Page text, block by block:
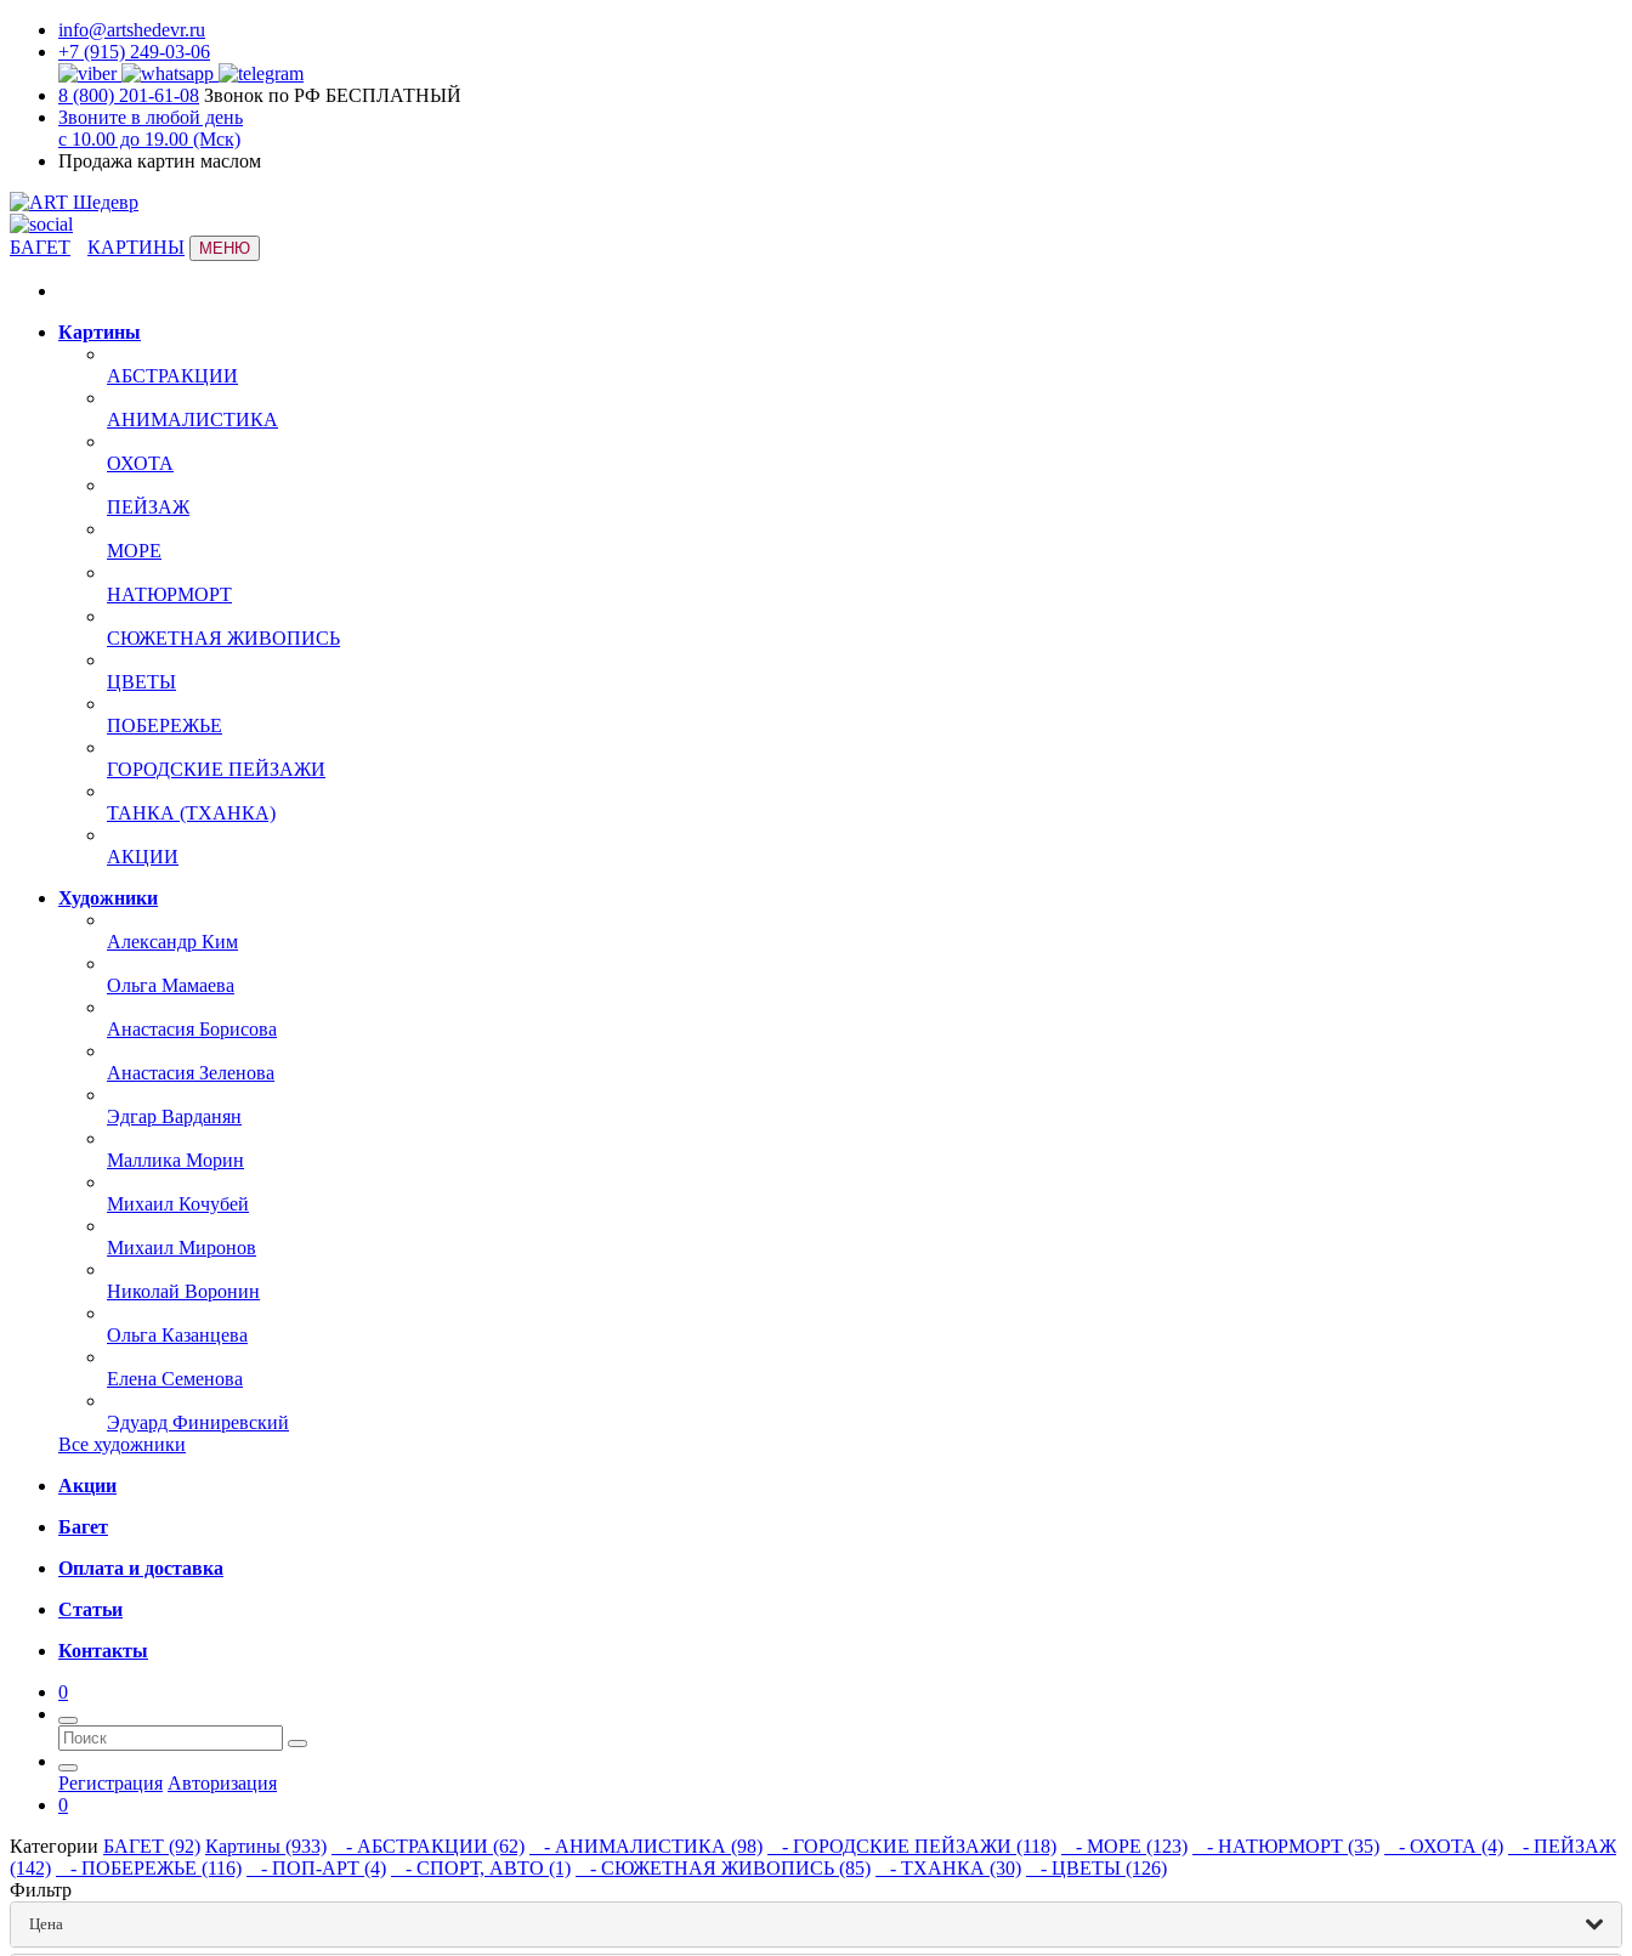
info@artshedevr.ru
+7 (915) 249-03-06
8 (800) 201-61-08 Звонок по РФ БЕСПЛАТНЫЙ
Звоните в любой день
с 10.00 до 19.00 (Мск)
Продажа картин маслом
БАГЕТ КАРТИНЫ МЕНЮ
Картины
АБСТРАКЦИИ
АНИМАЛИСТИКА
ОХОТА
ПЕЙЗАЖ
МОРЕ
НАТЮРМОРТ
СЮЖЕТНАЯ ЖИВОПИСЬ
ЦВЕТЫ
ПОБЕРЕЖЬЕ
ГОРОДСКИЕ ПЕЙЗАЖИ
ТАНКА (ТХАНКА)
АКЦИИ
Художники
Александр Ким
Ольга Мамаева
Анастасия Борисова
Анастасия Зеленова
Эдгар Варданян
Маллика Морин
Михаил Кочубей
Михаил Миронов
Николай Воронин
Ольга Казанцева
Елена Семенова
Эдуард Финиревский
Все художники
Акции
Багет
Оплата и доставка
Статьи
Контакты
0
Регистрация Авторизация
0
Категории БАГЕТ (92) Картины (933) - АБСТРАКЦИИ (62) - АНИМАЛИСТИКА (98) - ГОРОДСКИЕ ПЕЙЗАЖИ (118) - МОРЕ (123) - НАТЮРМОРТ (35) - ОХОТА (4)
- ПЕЙЗАЖ
(142)
- ПОБЕРЕЖЬЕ (116) - ПОП-АРТ (4) - СПОРТ, АВТО (1) - СЮЖЕТНАЯ ЖИВОПИСЬ (85) - ТХАНКА (30)
- ЦВЕТЫ (126)
Фильтр
Цена